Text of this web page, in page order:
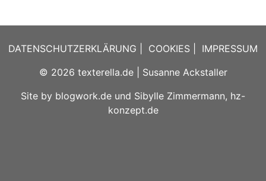
DATENSCHUTZERKLÄRUNG COOKIES
IMPRESSUM
© 2026 texterella.de| Susanne Ackstaller
Site by blogwork.de und Sibylle Zimmermann, hz-
konzept.de